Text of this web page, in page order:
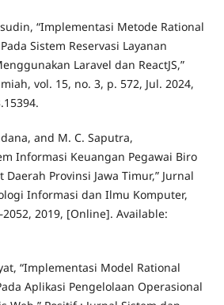
“Implementasi Metode Rational
Sistem Reservasi Layanan
Laravel dan ReactJS,”
vol. 15, no. 3, p. 572, Jul. 2024,
and M. C. Saputra,
Informasi Keuangan Pegawai Biro
Provinsi Jawa Timur,” Jurnal
Informasi dan Ilmu Komputer,
2019, [Online]. Available:
“Implementasi Model Rational
Aplikasi Pengelolaan Operasional